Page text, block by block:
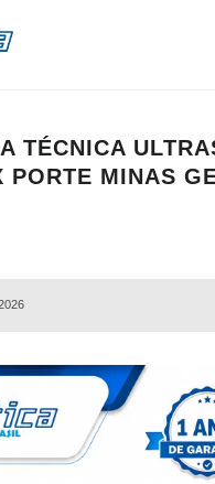
TÉCNICA
PORTE MINAS